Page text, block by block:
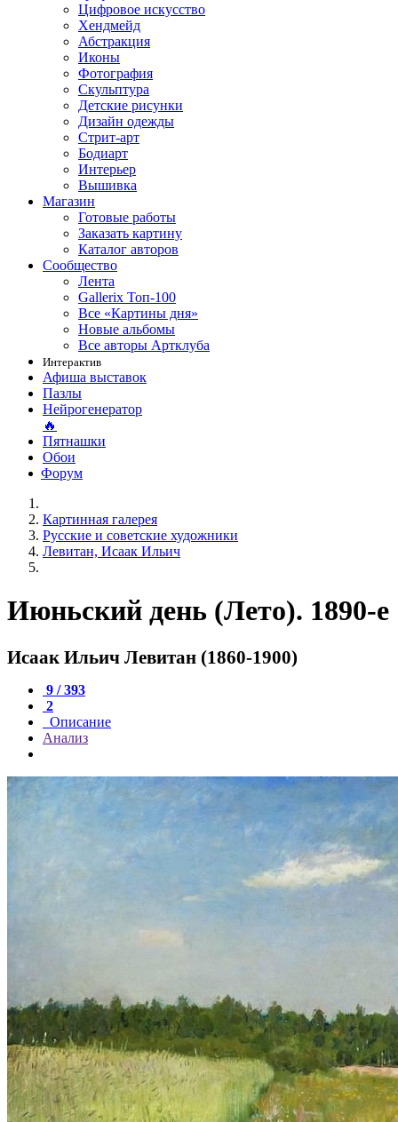
Цифровое искусство
Хендмейд
Абстракция
Иконы
Фотография
Скульптура
Детские рисунки
Дизайн одежды
Стрит-арт
Бодиарт
Интерьер
Вышивка
Магазин
Готовые работы
Заказать картину
Каталог авторов
Сообщество
Лента
Gallerix Топ-100
Все «Картины дня»
Новые альбомы
Все авторы Артклуба
Интерактив
Афиша выставок
Пазлы
Нейрогенератор
🔥
Пятнашки
Обои
Форум
Картинная галерея
Русские и советские художники
Левитан, Исаак Ильич
Июньский день (Лето). 1890-е
Исаак Ильич Левитан (1860-1900)
9 / 393
2
Описание
Анализ